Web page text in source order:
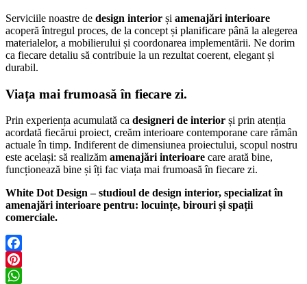
Serviciile noastre de design interior și amenajări interioare
acoperă întregul proces, de la concept și planificare până la alegerea
materialelor, a mobilierului și coordonarea implementării. Ne dorim
ca fiecare detaliu să contribuie la un rezultat coerent, elegant și
durabil.
Viața mai frumoasă în fiecare zi.
Prin experiența acumulată ca designeri de interior și prin atenția
acordată fiecărui proiect, creăm interioare contemporane care rămân
actuale în timp. Indiferent de dimensiunea proiectului, scopul nostru
este același: să realizăm amenajări interioare care arată bine,
funcționează bine și îți fac viața mai frumoasă în fiecare zi.
White Dot Design – studioul de design interior, specializat în
amenajări interioare pentru: locuințe, birouri și spații
comerciale.
Facebook
Pinterest